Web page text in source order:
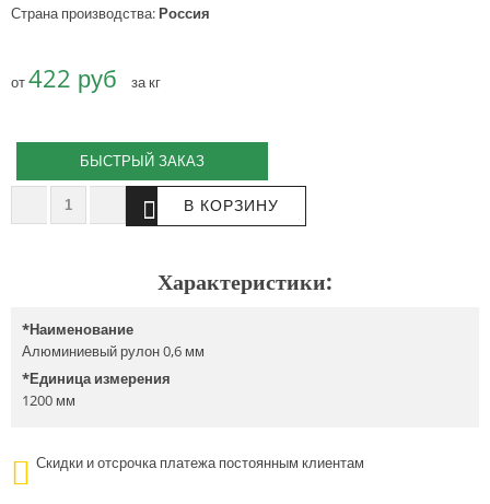
Страна производства:Россия
от422 руб за кг
БЫСТРЫЙ ЗАКАЗ
Характеристики:
*Наименование
Алюминиевый рулон 0,6 мм
*Единица измерения
1200 мм
Скидки и отсрочка платежа постоянным клиентам